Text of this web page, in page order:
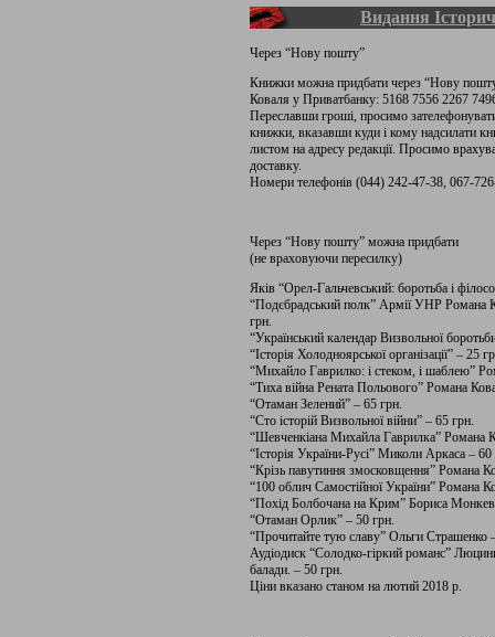
Видання
Через “Нову пошту”
Книжки можна придбати через “Нову
Коваля у Приватбанку: 5168 7556 2267
Переславши гроші, просимо
книжки, вказавши куди і кому надсилати
листом на адресу редакції. Просимо
доставку.
Номери телефонів (044) 242-47-38, 067-
Через “Нову пошту” можна придбати
(не враховуючи пересилку)
Яків “Орел-Гальчевський: боротьба і
“Подєбрадський полк” Армії УНР Романа
грн.
“Український календар Визвольної
“Історія Холодноярської організації” – 25
“Михайло Гаврилко: і стеком, і шаблею”
“Тиха війна Рената Польового” Романа
“Отаман Зелений” – 65 грн.
“Сто історій Визвольної війни” – 65 грн.
“Шевченкіана Михайла Гаврилка” Романа
“Історія України-Русі” Миколи Аркаса – 60
“Крізь павутиння змосковщення” Романа
“100 облич Самостійної України” Романа
“Похід Болбочана на Крим” Бориса
“Отаман Орлик” – 50 грн.
“Прочитайте тую славу” Ольги Страшенко
Аудіодиск “Солодко-гіркий романс”
балади. – 50 грн.
Ціни вказано станом на лютий 2018 р.